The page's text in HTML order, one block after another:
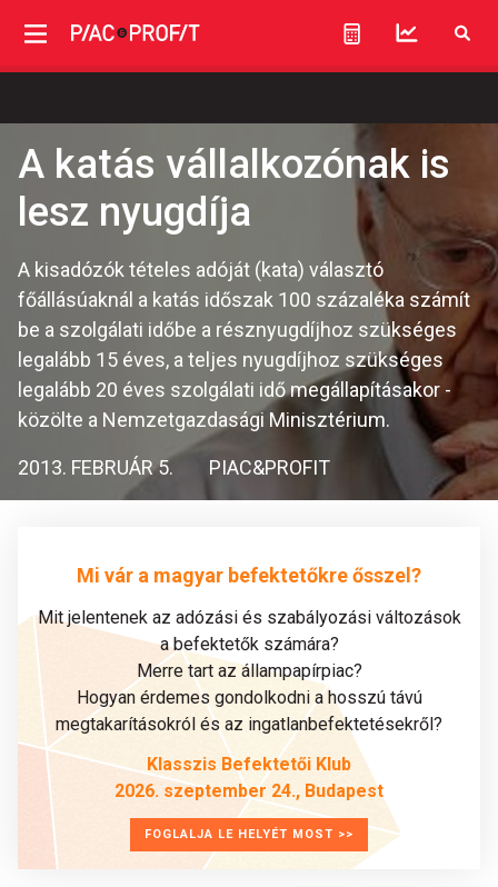
A katás vállalkozónak is
lesz nyugdíja
A kisadózók tételes adóját (kata) választó
főállásúaknál a katás időszak 100 százaléka számít
be a szolgálati időbe a résznyugdíjhoz szükséges
legalább 15 éves, a teljes nyugdíjhoz szükséges
legalább 20 éves szolgálati idő megállapításakor -
közölte a Nemzetgazdasági Minisztérium.
2013. FEBRUÁR 5. PIAC&PROFIT
Mi vár a magyar befektetőkre ősszel?
Mit jelentenek az adózási és szabályozási változások
a befektetők számára?
Merre tart az állampapírpiac?
Hogyan érdemes gondolkodni a hosszú távú
megtakarításokról és az ingatlanbefektetésekről?
Klasszis Befektetői Klub
2026. szeptember 24., Budapest
FOGLALJA LE HELYÉT MOST >>